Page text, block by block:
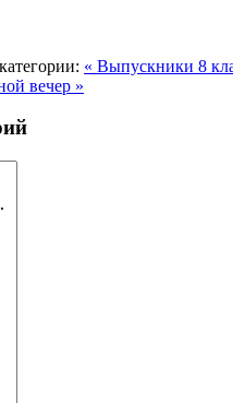
« Выпускники 8
вечер »